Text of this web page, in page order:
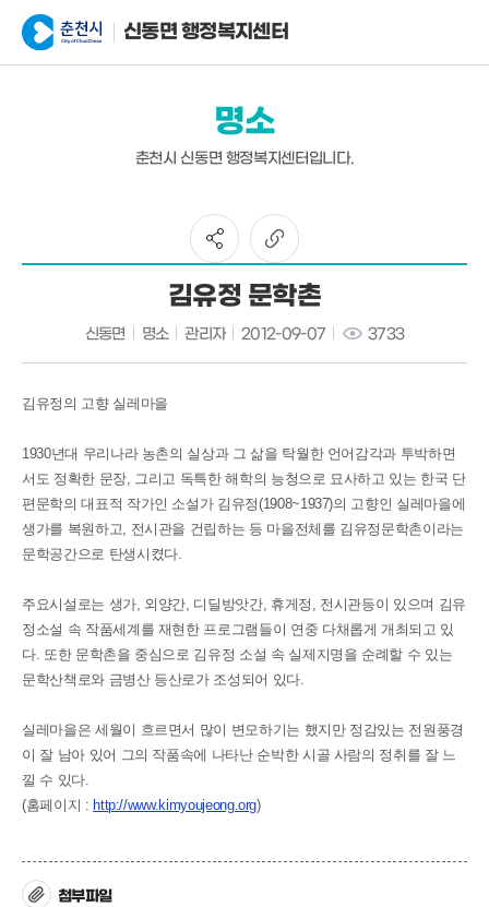
신동면 행정복지센터
명소
춘천시 신동면 행정복지센터입니다.
김유정 문학촌
신동면 명소 관리자 2012-09-07 3733
김유정의 고향 실레마을
1930년대 우리나라 농촌의 실상과 그 삶을 탁월한 언어감각과 투박하면
서도 정확한 문장, 그리고 독특한 해학의 능청으로 묘사하고 있는 한국 단
편문학의 대표적 작가인 소설가 김유정(1908~1937)의 고향인 실레마을에
생가를 복원하고, 전시관을 건립하는 등 마을전체를 김유정문학촌이라는
문학공간으로 탄생시켰다.
주요시설로는 생가, 외양간, 디딜방앗간, 휴게정, 전시관등이 있으며 김유
정소설 속 작품세계를 재현한 프로그램들이 연중 다채롭게 개최되고 있
다. 또한 문학촌을 중심으로 김유정 소설 속 실제지명을 순례할 수 있는
문학산책로와 금병산 등산로가 조성되어 있다.
실레마을은 세월이 흐르면서 많이 변모하기는 했지만 정감있는 전원풍경
이 잘 남아 있어 그의 작품속에 나타난 순박한 시골 사람의 정취를 잘 느
낄 수 있다.
(홈페이지 : http://www.kimyoujeong.org)
첨부파일